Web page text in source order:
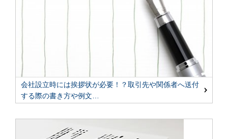
会社設立時には挨拶状が必要！？取引先や関係者へ送付
する際の書き方や例文…